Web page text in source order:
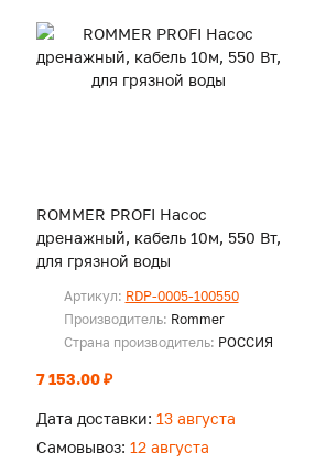
ROMMER PROFI Насос
дренажный, кабель 10м, 550 Вт,
для грязной воды
Артикул: RDP-0005-100550
Производитель: Rommer
Страна производитель: РОССИЯ
7 153.00 ₽
Дата доставки: 13 августа
Самовывоз: 12 августа